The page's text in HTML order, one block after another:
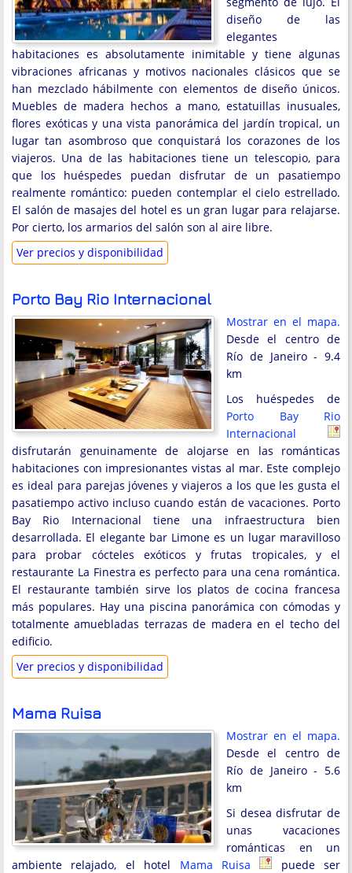
diseño de las
elegantes
habitaciones es absolutamente inimitable y tiene algunas
vibraciones africanas y motivos nacionales clásicos que se
han mezclado hábilmente con elementos de diseño únicos.
Muebles de madera hechos a mano, estatuillas inusuales,
flores exóticas y una vista panorámica del jardín tropical, un
lugar tan asombroso que conquistará los corazones de los
viajeros. Una de las habitaciones tiene un telescopio, para
que los huéspedes puedan disfrutar de un pasatiempo
realmente romántico: pueden contemplar el cielo estrellado.
El salón de masajes del hotel es un gran lugar para relajarse.
Por cierto, los armarios del salón son al aire libre.
Ver precios y disponibilidad
Porto Bay Rio Internacional
Mostrar en el mapa.
Desde el centro de
Río de Janeiro - 9.4
km
Los huéspedes de
Porto Bay Rio
Internacional
disfrutarán genuinamente de alojarse en las románticas
habitaciones con impresionantes vistas al mar. Este complejo
es ideal para parejas jóvenes y viajeros a los que les gusta el
pasatiempo activo incluso cuando están de vacaciones. Porto
Bay Rio Internacional tiene una infraestructura bien
desarrollada. El elegante bar Limone es un lugar maravilloso
para probar cócteles exóticos y frutas tropicales, y el
restaurante La Finestra es perfecto para una cena romántica.
El restaurante también sirve los platos de cocina francesa
más populares. Hay una piscina panorámica con cómodas y
totalmente amuebladas terrazas de madera en el techo del
edificio.
Ver precios y disponibilidad
Mama Ruisa
Mostrar en el mapa.
Desde el centro de
Río de Janeiro - 5.6
km
Si desea disfrutar de
unas vacaciones
románticas en un
ambiente relajado, el hotel Mama Ruisa
puede ser